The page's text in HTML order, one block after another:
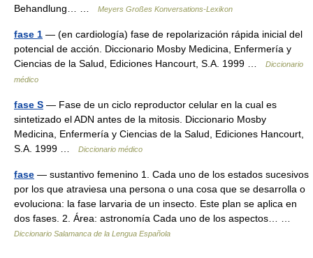
Behandlung… …
Meyers Großes Konversations-Lexikon
fase 1 — (en cardiología) fase de repolarización rápida inicial del
potencial de acción. Diccionario Mosby Medicina, Enfermería y
Ciencias de la Salud, Ediciones Hancourt, S.A. 1999 …
Diccionario
médico
fase S — Fase de un ciclo reproductor celular en la cual es
sintetizado el ADN antes de la mitosis. Diccionario Mosby
Medicina, Enfermería y Ciencias de la Salud, Ediciones Hancourt,
S.A. 1999 …
Diccionario médico
fase — sustantivo femenino 1. Cada uno de los estados sucesivos
por los que atraviesa una persona o una cosa que se desarrolla o
evoluciona: la fase larvaria de un insecto. Este plan se aplica en
dos fases. 2. Área: astronomía Cada uno de los aspectos… …
Diccionario Salamanca de la Lengua Española